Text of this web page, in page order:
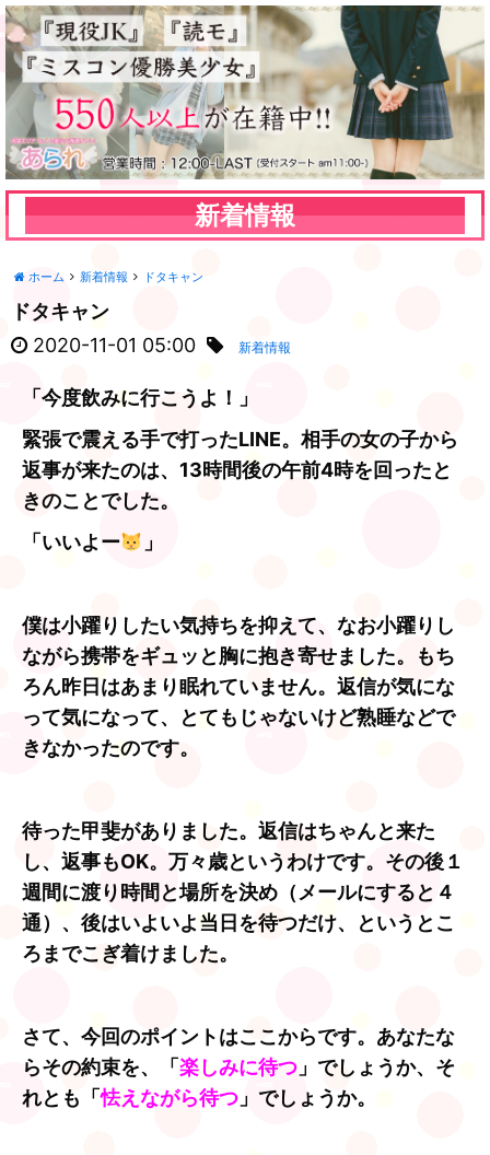
新着情報
ホーム 新着情報 ドタキャン
ドタキャン
2020-11-01 05:00
新着情報
「今度飲みに行こうよ！」
緊張で震える手で打ったLINE。相手の女の子から
返事が来たのは、13時間後の午前4時を回ったと
きのことでした。
「いいよー
」
僕は小躍りしたい気持ちを抑えて、なお小躍りし
ながら携帯をギュッと胸に抱き寄せました。もち
ろん昨日はあまり眠れていません。返信が気にな
って気になって、とてもじゃないけど熟睡などで
きなかったのです。
待った甲斐がありました。返信はちゃんと来た
し、返事もOK。万々歳というわけです。その後１
週間に渡り時間と場所を決め（メールにすると４
通）、後はいよいよ当日を待つだけ、というとこ
ろまでこぎ着けました。
さて、今回のポイントはここからです。あなたな
らその約束を、「 楽しみに待つ 」でしょうか、そ
れとも「怯えながら待つ 」でしょうか。